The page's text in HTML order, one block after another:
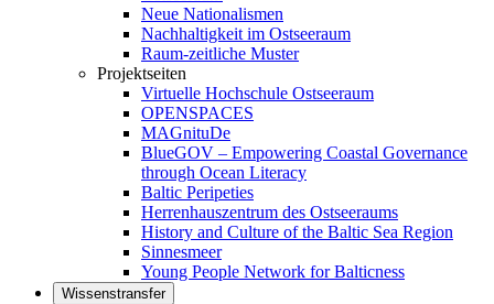
Neue Nationalismen
Nachhaltigkeit im Ostseeraum
Raum-zeitliche Muster
Projektseiten
Virtuelle Hochschule Ostseeraum
OPENSPACES
MAGnituDe
BlueGOV – Empowering Coastal Governance
through Ocean Literacy
Baltic Peripeties
Herrenhauszentrum des Ostseeraums
History and Culture of the Baltic Sea Region
Sinnesmeer
Young People Network for Balticness
Wissenstransfer